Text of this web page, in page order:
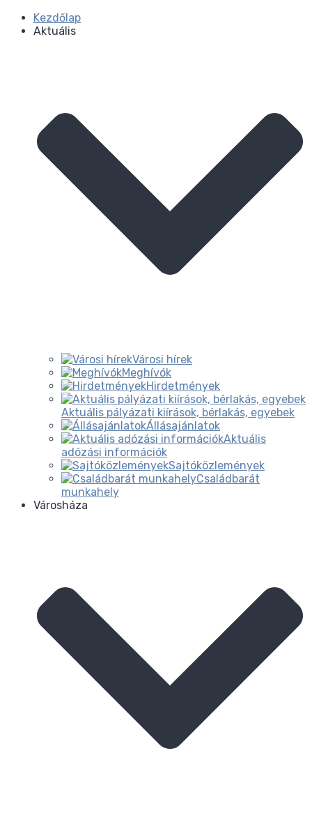
Kezdőlap
Aktuális
Városi hírek
Meghívók
Hirdetmények
Aktuális pályázati kiírások, bérlakás, egyebek
Állásajánlatok
Aktuális
adózási információk
Sajtóközlemények
Családbarát
munkahely
Városháza